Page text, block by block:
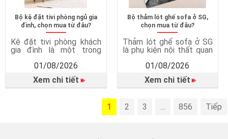
Bộ kệ đặt tivi phòng ngủ gia
đình, chọn mua từ đâu?
Kệ đặt tivi phòng khách
gia đình là một trong
trọng giúp phòng khách
trở nên gọn gàng, tiện
nghi và thẩm mỹ hơn.
Không chỉ đơn thuần là
01/08/2026
Xem chi tiết
Bộ thảm lót ghế sofa ở SG,
chọn mua từ đâu?
Thảm lót ghế sofa ở SG
là phụ kiện nội thất quan
không gian phòng khách
và mang lại nhiều lợi ích
trong quá trình sử dụng.
Thảm lót ghế sofa không
trí mà còn góp phần bảo
01/08/2026
Xem chi tiết
1 2 3 … 856 Tiếp